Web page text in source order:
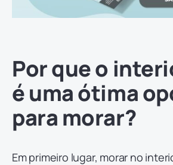
Por que o
é uma ótima
para morar?
Em primeiro lugar, morar no